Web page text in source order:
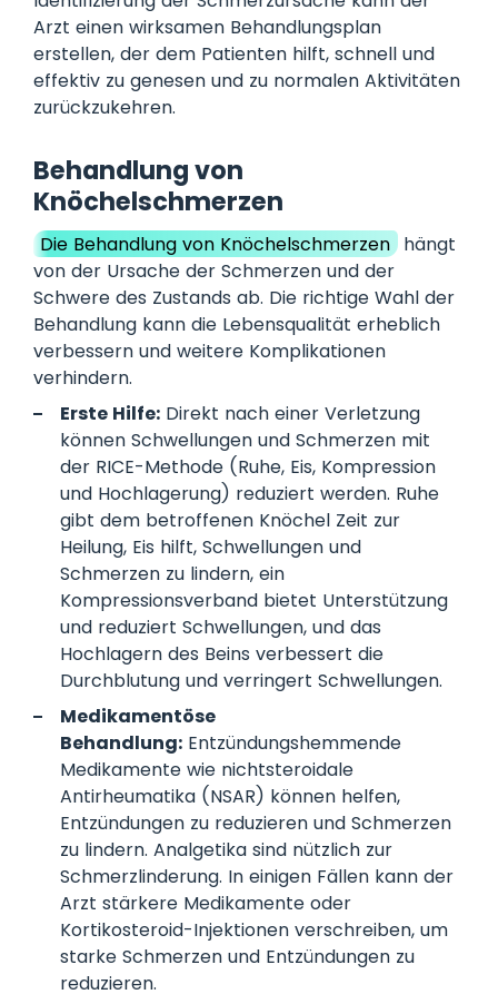
Arzt einen wirksamen Behandlungsplan
erstellen, der dem Patienten hilft, schnell und
effektiv zu genesen und zu normalen Aktivitäten
zurückzukehren.
Behandlung von
Knöchelschmerzen
Die Behandlung von Knöchelschmerzen hängt
von der Ursache der Schmerzen und der
Schwere des Zustands ab. Die richtige Wahl der
Behandlung kann die Lebensqualität erheblich
verbessern und weitere Komplikationen
verhindern.
Erste Hilfe: Direkt nach einer Verletzung
können Schwellungen und Schmerzen mit
der RICE-Methode (Ruhe, Eis, Kompression
und Hochlagerung) reduziert werden. Ruhe
gibt dem betroffenen Knöchel Zeit zur
Heilung, Eis hilft, Schwellungen und
Schmerzen zu lindern, ein
Kompressionsverband bietet Unterstützung
und reduziert Schwellungen, und das
Hochlagern des Beins verbessert die
Durchblutung und verringert Schwellungen.
Medikamentöse
Behandlung: Entzündungshemmende
Medikamente wie nichtsteroidale
Antirheumatika (NSAR) können helfen,
Entzündungen zu reduzieren und Schmerzen
zu lindern. Analgetika sind nützlich zur
Schmerzlinderung. In einigen Fällen kann der
Arzt stärkere Medikamente oder
Kortikosteroid-Injektionen verschreiben, um
starke Schmerzen und Entzündungen zu
reduzieren.